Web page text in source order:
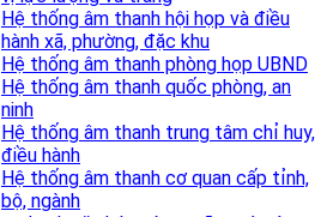
Hệ thống âm thanh hội họp và điều
hành xã, phường, đặc khu
Hệ thống âm thanh phòng họp UBND
Hệ thống âm thanh quốc phòng, an
ninh
Hệ thống âm thanh trung tâm chỉ huy,
điều hành
Hệ thống âm thanh cơ quan cấp tỉnh,
bộ, ngành